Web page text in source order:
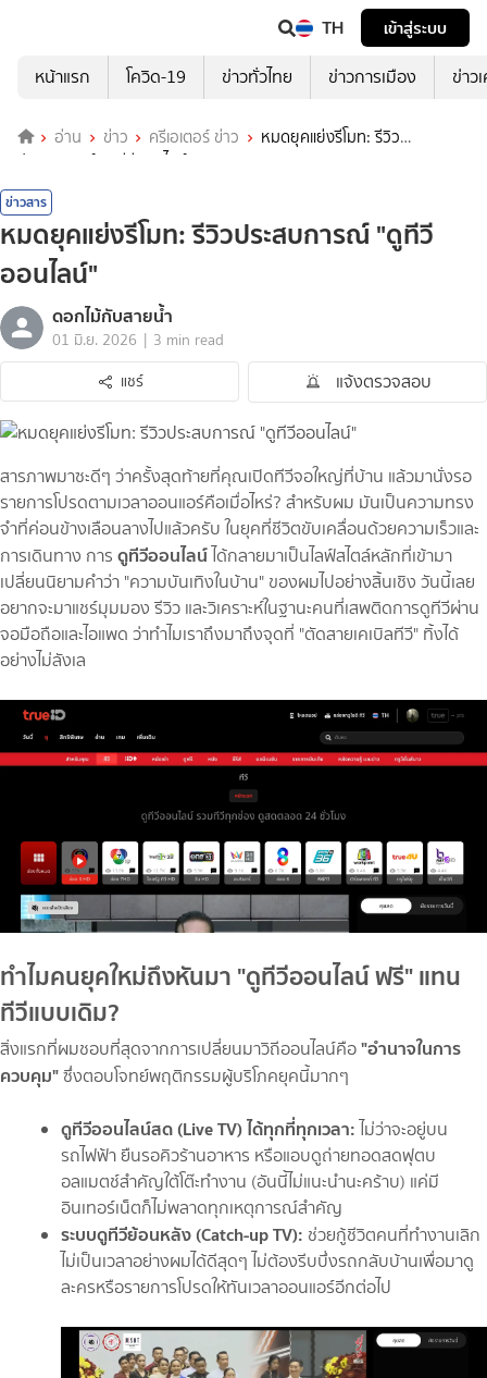
TH
เข้าสู่ระบบ
หน้าแรก
โควิด-19 ข่าวทั่วไทย ข่าวการเมือง ข่าว
อ่าน ข่าว ครีเอเตอร์ ข่าว
หมดยุคแย่งรีโมท: รีวิว
ประสบการณ์ "ดูทีวีออนไลน์"
ข่าวสาร
หมดยุคแย่งรีโมท: รีวิวประสบการณ์ "ดูทีวี
ออนไลน์"
ดอกไม้กับสายน้ำ
01 มิ.ย. 2026 | 3 min read
แชร์
แจ้งตรวจสอบ
สารภาพมาซะดีๆ ว่าครั้งสุดท้ายที่คุณเปิดทีวีจอใหญ่ที่บ้าน แล้วมานั่งรอ
รายการโปรดตามเวลาออนแอร์คือเมื่อไหร่? สำหรับผม มันเป็นความทรง
จำที่ค่อนข้างเลือนลางไปแล้วครับ ในยุคที่ชีวิตขับเคลื่อนด้วยความเร็วและ
การเดินทาง การ ดูทีวีออนไลน์ ได้กลายมาเป็นไลฟ์สไตล์หลักที่เข้ามา
เปลี่ยนนิยามคำว่า "ความบันเทิงในบ้าน" ของผมไปอย่างสิ้นเชิง วันนี้เลย
อยากจะมาแชร์มุมมอง รีวิว และวิเคราะห์ในฐานะคนที่เสพติดการดูทีวีผ่าน
จอมือถือและไอแพด ว่าทำไมเราถึงมาถึงจุดที่ "ตัดสายเคเบิลทีวี" ทิ้งได้
อย่างไม่ลังเล
ทำไมคนยุคใหม่ถึงหันมา "ดูทีวีออนไลน์ ฟรี" แทน
ทีวีแบบเดิม?
สิ่งแรกที่ผมชอบที่สุดจากการเปลี่ยนมาวิถีออนไลน์คือ"อำนาจในการ
ควบคุม"ซึ่งตอบโจทย์พฤติกรรมผู้บริโภคยุคนี้มากๆ
ดูทีวีออนไลน์สด (Live TV) ได้ทุกที่ทุกเวลา: ไม่ว่าจะอยู่บน
รถไฟฟ้า ยืนรอคิวร้านอาหาร หรือแอบดูถ่ายทอดสดฟุตบ
อลแมตช์สำคัญใต้โต๊ะทำงาน (อันนี้ไม่แนะนำนะคร้าบ) แค่มี
อินเทอร์เน็ตก็ไม่พลาดทุกเหตุการณ์สำคัญ
ระบบดูทีวีย้อนหลัง (Catch-up TV): ช่วยกู้ชีวิตคนที่ทำงานเลิก
ไม่เป็นเวลาอย่างผมได้ดีสุดๆ ไม่ต้องรีบบึ่งรถกลับบ้านเพื่อมาดู
ละครหรือรายการโปรดให้ทันเวลาออนแอร์อีกต่อไป